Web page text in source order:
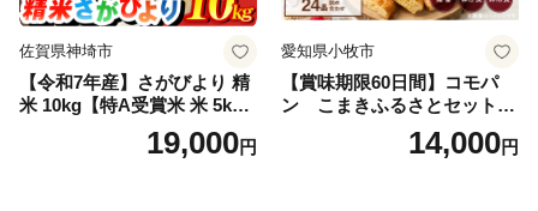
佐賀県神埼市
【令和7年産】さがびより 精
米 10kg【特A受賞米 米 5kg×
2袋 お米 コメ こめ 国産 美味
しい ブランド米 人気 ランキ
19,000円
愛知県小牧市
【賞味期限60日間】コモパ
ン こまきふるさとセット
（24個入り）／災害用備蓄
保存食 非常食 防災グッズに
14,000円